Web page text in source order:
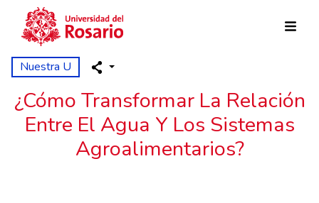
Skip to main content
Nuestra U
¿Cómo Transformar La Relación
Entre El Agua Y Los Sistemas
Agroalimentarios?